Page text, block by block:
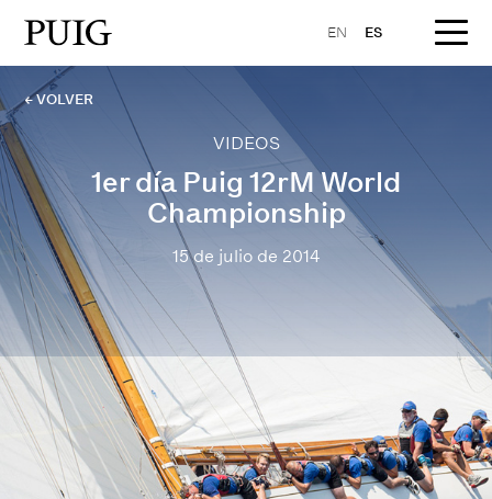
EN ES
← VOLVER
VIDEOS
1er día Puig 12rM World
Championship
15 de julio de 2014